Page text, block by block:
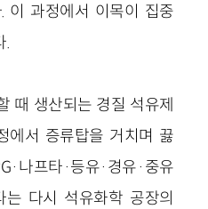
이 과정에서 이목이 집중
.
때 생산되는 경질 석유제
에서 증류탑을 거치며 끓
나프타·등유·경유·중유
는 다시 석유화학 공장의